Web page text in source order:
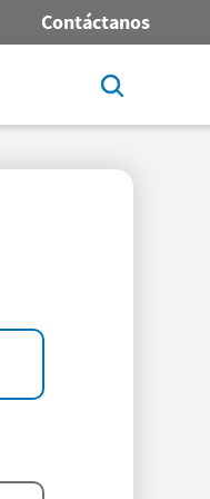
Contáctanos